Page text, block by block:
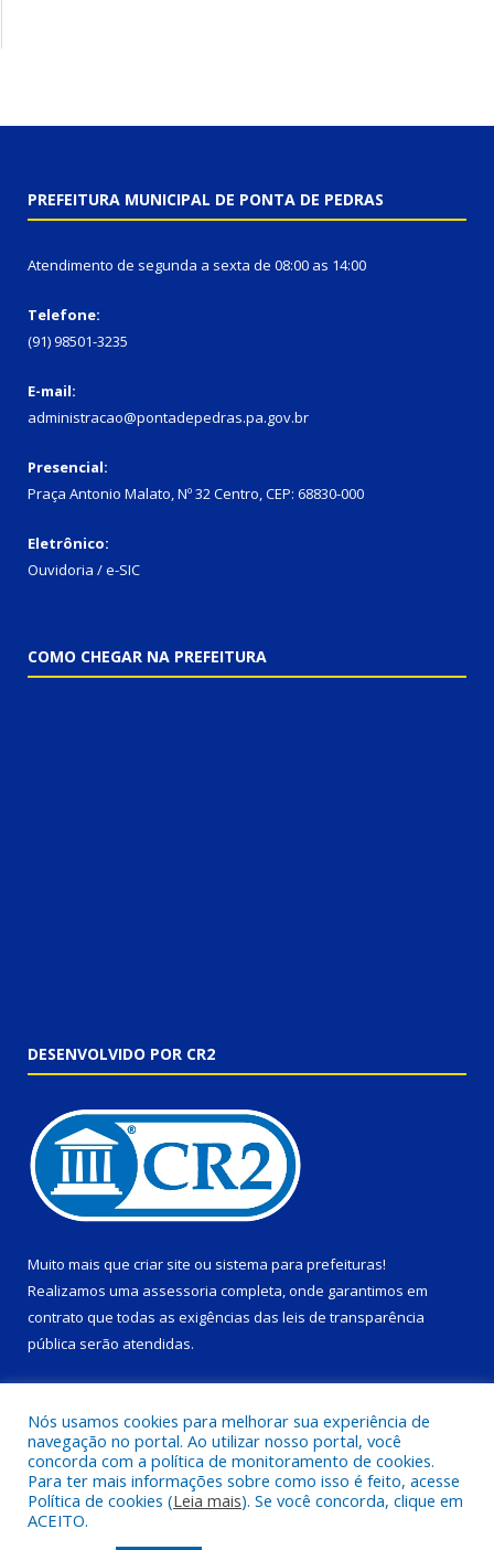
PREFEITURA MUNICIPAL DE PONTA DE PEDRAS
Atendimento de segunda a sexta de 08:00 as 14:00
Telefone:
(91) 98501-3235
E-mail:
administracao@pontadepedras.pa.gov.br
Presencial:
Praça Antonio Malato, Nº 32 Centro, CEP: 68830-000
Eletrônico:
Ouvidoria / e-SIC
COMO CHEGAR NA PREFEITURA
DESENVOLVIDO POR CR2
Muito mais que criar site ou sistema para prefeituras!
Realizamos uma assessoria completa, onde garantimos em
contrato que todas as exigências das leis de transparência
pública serão atendidas.
Todos os direitos reservados a Prefeitura Municipal de Ponta de
Nós usamos cookies para melhorar sua experiência de
navegação no portal. Ao utilizar nosso portal, você
concorda com a política de monitoramento de cookies.
Para ter mais informações sobre como isso é feito, acesse
Política de cookies (Leia mais). Se você concorda, clique em
ACEITO.